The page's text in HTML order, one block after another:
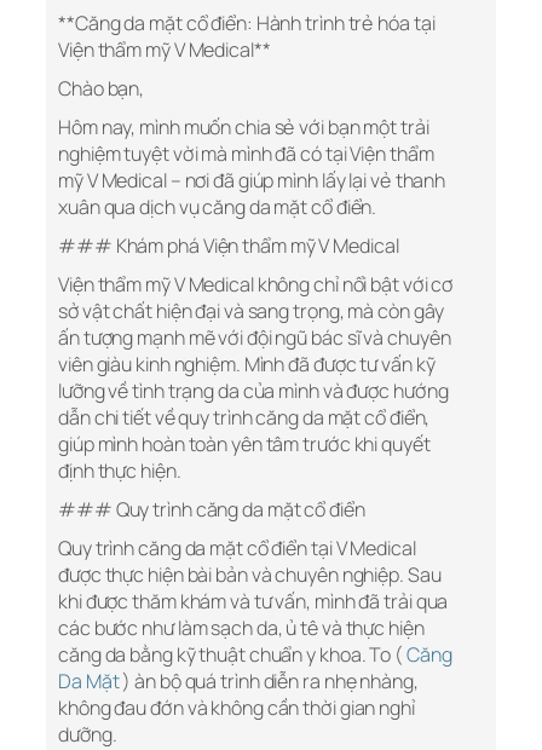
**Căng da mặt cổ điển: Hành trình trẻ hóa tại
Viện thẩm mỹ V Medical**
Chào bạn,
Hôm nay, mình muốn chia sẻ với bạn một trải
nghiệm tuyệt vời mà mình đã có tại Viện thẩm
mỹ V Medical – nơi đã giúp mình lấy lại vẻ thanh
xuân qua dịch vụ căng da mặt cổ điển.
### Khám phá Viện thẩm mỹ V Medical
Viện thẩm mỹ V Medical không chỉ nổi bật với cơ
sở vật chất hiện đại và sang trọng, mà còn gây
ấn tượng mạnh mẽ với đội ngũ bác sĩ và chuyên
viên giàu kinh nghiệm. Mình đã được tư vấn kỹ
lưỡng về tình trạng da của mình và được hướng
dẫn chi tiết về quy trình căng da mặt cổ điển,
giúp mình hoàn toàn yên tâm trước khi quyết
định thực hiện.
### Quy trình căng da mặt cổ điển
Quy trình căng da mặt cổ điển tại V Medical
được thực hiện bài bản và chuyên nghiệp. Sau
khi được thăm khám và tư vấn, mình đã trải qua
các bước như làm sạch da, ủ tê và thực hiện
căng da bằng kỹ thuật chuẩn y khoa. To (Căng
Da Mặt) àn bộ quá trình diễn ra nhẹ nhàng,
không đau đớn và không cần thời gian nghỉ
dưỡng.